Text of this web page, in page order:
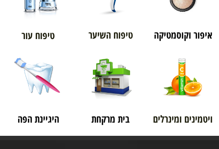
איפור וקוסמטיקה טיפוח השיער טיפוח עור
ויטמינים ומינרלים בית מרקחת היגיינת הפה